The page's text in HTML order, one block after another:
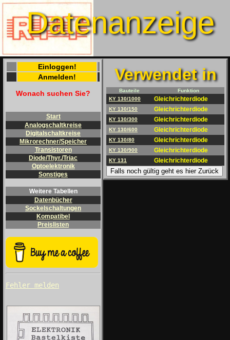
Datenanzeige
Einloggen!
Anmelden!
Wonach suchen Sie?
Start
Analogschaltkreise
Digitalschaltkreise
Mikrorechner/Speicher
Transistoren
Diode/Thyr./Triac
Optoelektronik
Sonstiges
Weitere Tabellen
Datenbücher
Sockelschaltungen
Kompatibel
Preislisten
Fehler melden
Verwendet in
Bauteile
Funktion
KY 130/1000
Gleichrichterdiode
KY 130/150 Gleichrichterdiode
KY 130/300 Gleichrichterdiode
KY 130/600 Gleichrichterdiode
KY 130/80 Gleichrichterdiode
KY 130/900 Gleichrichterdiode
KY 131 Gleichrichterdiode
Falls noch gültig geht es hier Zurück